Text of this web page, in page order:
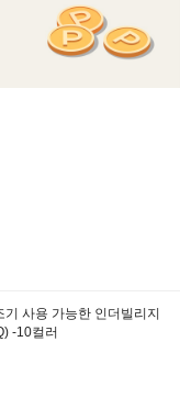
사용 가능한 인더빌리지
-10컬러